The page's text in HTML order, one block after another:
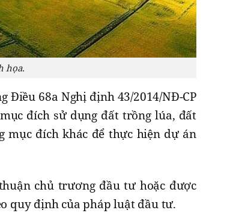
họa.
Điều 68a Nghị định 43/2014/NĐ-CP
đích sử dụng đất trồng lúa, đất
mục đích khác để thực hiện dự án
chủ trương đầu tư hoặc được
quy định của pháp luật đầu tư.